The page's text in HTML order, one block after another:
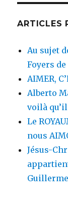
ARTICLES
Au sujet
Foyers
AIMER,
Alberto
voilà
Le
nous
Jésus-